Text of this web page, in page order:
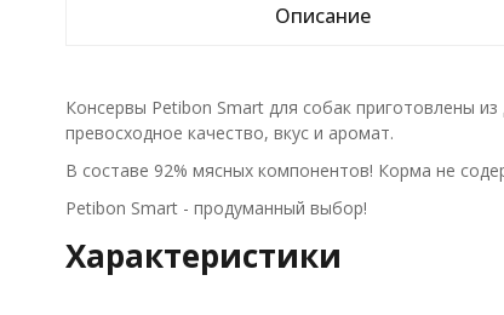
Описание
Консервы Petibon Smart для собак приготовлены
превосходное качество, вкус и аромат.
В составе 92% мясных компонентов! Корма не
Petibon Smart - продуманный выбор!
Характеристики